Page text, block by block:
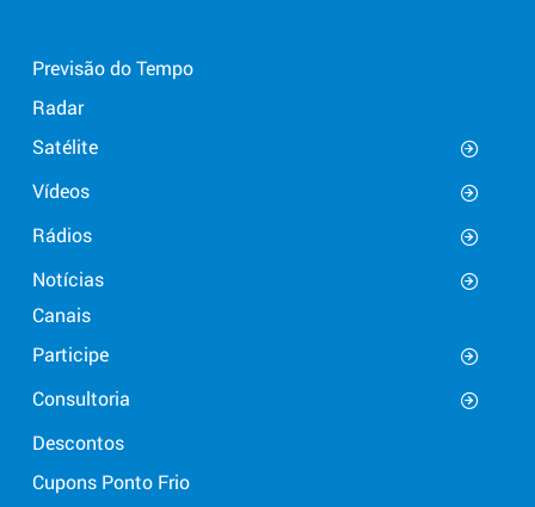
Previsão do Tempo
Radar
Satélite
Vídeos
Rádios
Notícias
Canais
Participe
Consultoria
Descontos
Cupons Ponto Frio